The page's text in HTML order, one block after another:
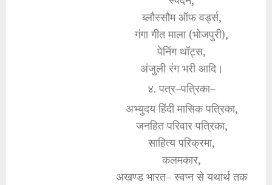
ब्लौस्सौम ऑफ वर्ड्स,
गंगा गीत माला (भोजपुरी),
पेनिंग थॉट्स,
अंजुली रंग भरी आदि।
४. पत्र–पत्रिका–
अभ्युदय हिंदी मासिक पत्रिका,
जनहित परिवार पत्रिका,
साहित्य परिक्रमा,
कलमकार,
अखण्ड भारत– स्वप्न से यथार्थ तक